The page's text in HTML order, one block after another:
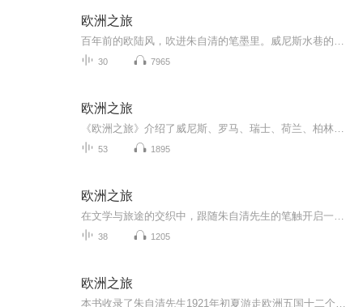
欧洲之旅
30 7965
欧洲之旅
53 1895
欧洲之旅
38 1205
欧洲之旅